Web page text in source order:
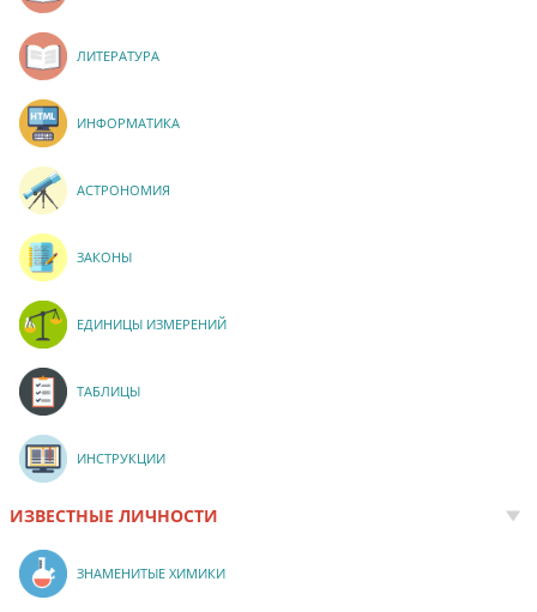
ЛИТЕРАТУРА
ИНФОРМАТИКА
АСТРОНОМИЯ
ЗАКОНЫ
ЕДИНИЦЫ ИЗМЕРЕНИЙ
ТАБЛИЦЫ
ИНСТРУКЦИИ
ИЗВЕСТНЫЕ ЛИЧНОСТИ
ЗНАМЕНИТЫЕ ХИМИКИ